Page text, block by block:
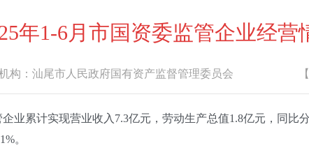
年1-6月市国资委监管企业经营
： 汕尾市人民政府国有资产监督管理委员会
累计实现营业收入7.3亿元，劳动生产总值1.8亿元，同比分
。